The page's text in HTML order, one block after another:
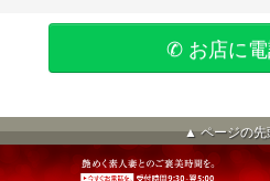
✆ お店に
▲ ページの